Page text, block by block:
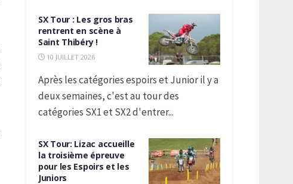
SX Tour : Les gros bras
rentrent en scène à
Saint Thibéry !
10 JUILLET 2026
Après les catégories espoirs et Junior il y a
deux semaines, c'est au tour des
catégories SX1 et SX2 d'entrer...
SX Tour: Lizac accueille
la troisième épreuve
pour les Espoirs et les
Juniors